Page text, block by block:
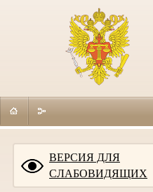
ВЕРСИЯ ДЛЯ
СЛАБОВИДЯЩИХ